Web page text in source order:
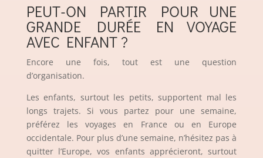
PEUT-ON PARTIR POUR UNE
GRANDE DURÉE EN VOYAGE
AVEC ENFANT ?
Encore une fois, tout est une question
d’organisation.
Les enfants, surtout les petits, supportent mal les
longs trajets. Si vous partez pour une semaine,
préférez les voyages en France ou en Europe
occidentale. Pour plus d’une semaine, n’hésitez pas à
quitter l’Europe, vos enfants apprécieront, surtout